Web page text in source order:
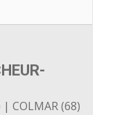
| COLMAR (68)